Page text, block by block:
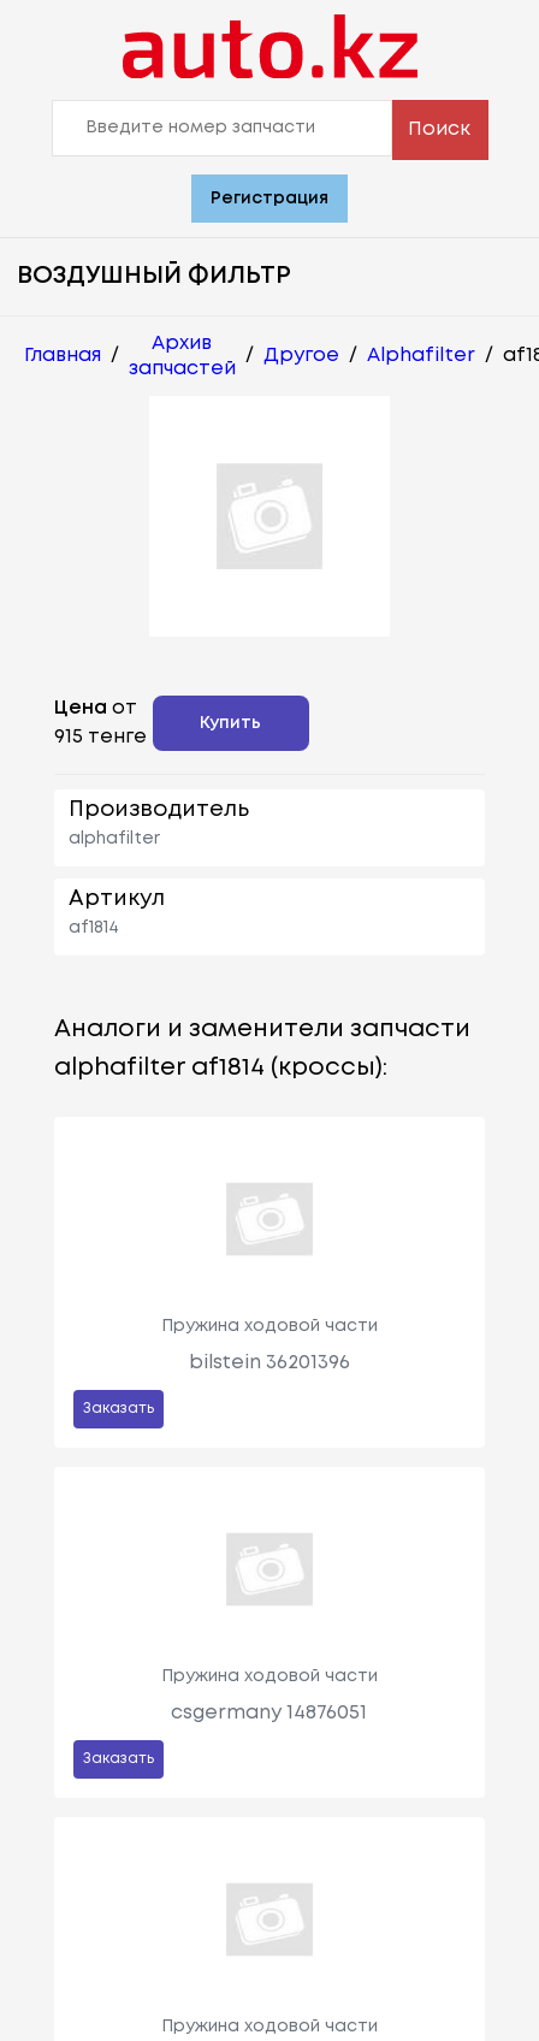
Поиск
Регистрация
ВОЗДУШНЫЙ ФИЛЬТР
Главная /
Архив
запчастей
/ Другое / Alphafilter /
Цена от
915 тенге
Купить
Производитель
alphafilter
Артикул
af1814
Аналоги и заменители запчасти
alphafilter af1814 (кроссы):
Пружина ходовой части
bilstein 36201396
Заказать
Пружина ходовой части
csgermany 14876051
Заказать
Пружина ходовой части